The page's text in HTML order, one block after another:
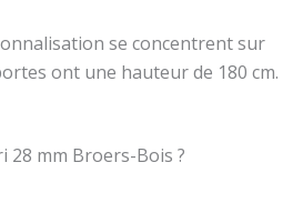
se concentrent sur
ont une hauteur de 180 cm.
28 mm Broers-Bois ?